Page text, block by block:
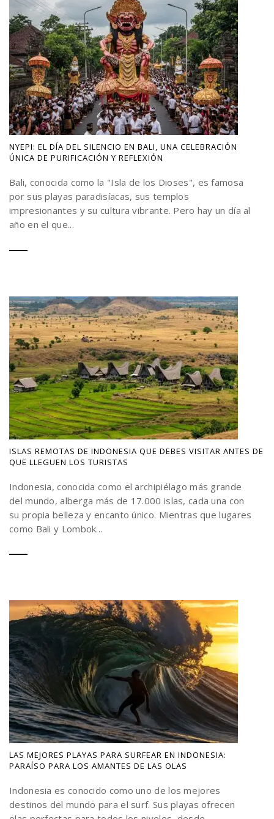
NYEPI: EL DÍA DEL SILENCIO EN BALI, UNA CELEBRACIÓN
ÚNICA DE PURIFICACIÓN Y REFLEXIÓN
Bali, conocida como la "Isla de los Dioses", es famosa
por sus playas paradisíacas, sus templos
impresionantes y su cultura vibrante. Pero hay un día al
año en el que...
ISLAS REMOTAS DE INDONESIA QUE DEBES VISITAR ANTES DE
QUE LLEGUEN LOS TURISTAS
Indonesia, conocida como el archipiélago más grande
del mundo, alberga más de 17.000 islas, cada una con
su propia belleza y encanto único. Mientras que lugares
como Bali y Lombok...
LAS MEJORES PLAYAS PARA SURFEAR EN INDONESIA:
PARAÍSO PARA LOS AMANTES DE LAS OLAS
Indonesia es conocido como uno de los mejores
destinos del mundo para el surf. Sus playas ofrecen